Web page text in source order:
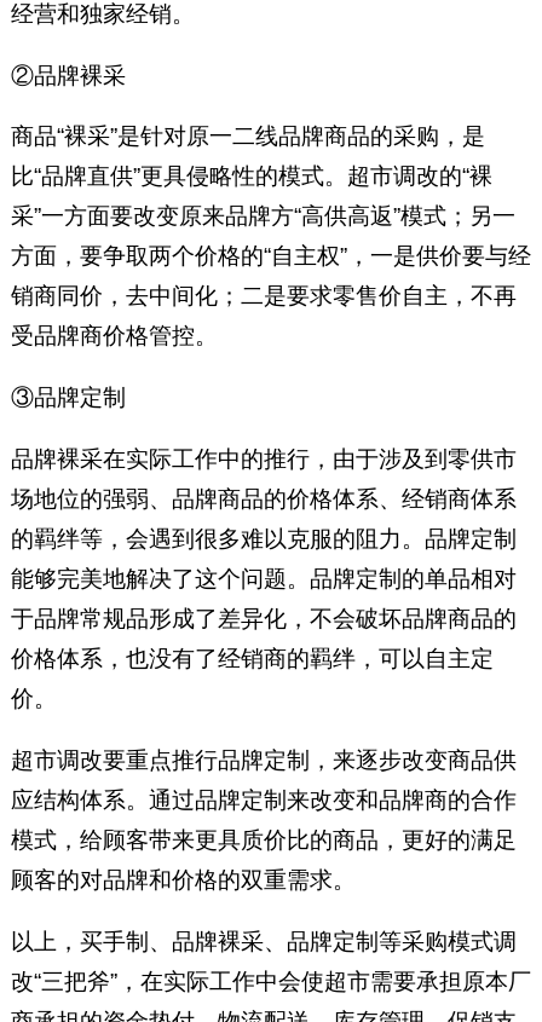
经营和独家经销。
②品牌裸采
商品“裸采”是针对原一二线品牌商品的采购，是
比“品牌直供”更具侵略性的模式。超市调改的“裸
采”一方面要改变原来品牌方“高供高返”模式；另一
方面，要争取两个价格的“自主权”，一是供价要与经
销商同价，去中间化；二是要求零售价自主，不再
受品牌商价格管控。
③品牌定制
品牌裸采在实际工作中的推行，由于涉及到零供市
场地位的强弱、品牌商品的价格体系、经销商体系
的羁绊等，会遇到很多难以克服的阻力。品牌定制
能够完美地解决了这个问题。品牌定制的单品相对
于品牌常规品形成了差异化，不会破坏品牌商品的
价格体系，也没有了经销商的羁绊，可以自主定
价。
超市调改要重点推行品牌定制，来逐步改变商品供
应结构体系。通过品牌定制来改变和品牌商的合作
模式，给顾客带来更具质价比的商品，更好的满足
顾客的对品牌和价格的双重需求。
以上，买手制、品牌裸采、品牌定制等采购模式调
改“三把斧”，在实际工作中会使超市需要承担原本厂